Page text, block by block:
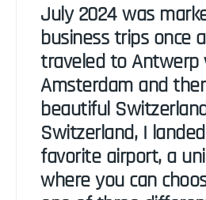
July 2024 was
business trips once
traveled to Antwerp
Amsterdam and
beautiful
Switzerland, I
favorite airport, a
where you can